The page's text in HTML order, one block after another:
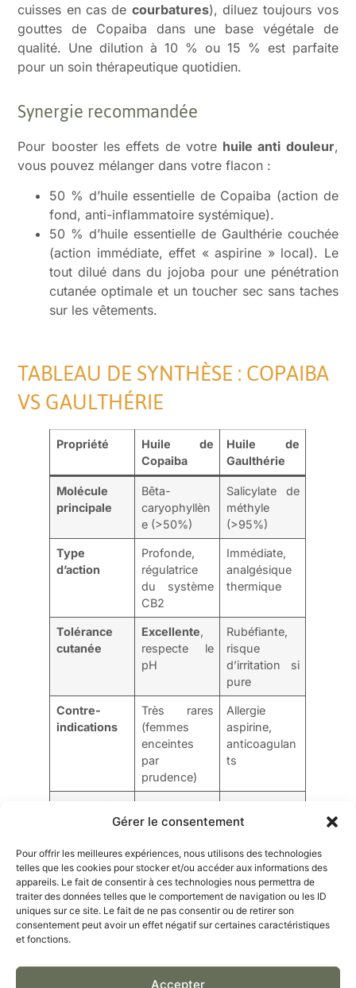
Gérer le consentement
Pour offrir les meilleures expériences, nous utilisons des technologies
telles que les cookies pour stocker et/ou accéder aux informations des
appareils. Le fait de consentir à ces technologies nous permettra de
traiter des données telles que le comportement de navigation ou les ID
uniques sur ce site. Le fait de ne pas consentir ou de retirer son
consentement peut avoir un effet négatif sur certaines caractéristiques
et fonctions.
Accepter
cuisses en cas de courbatures), diluez toujours vos
gouttes de Copaiba dans une base végétale de
qualité. Une dilution à 10 % ou 15 % est parfaite
pour un soin thérapeutique quotidien.
Synergie recommandée
Pour booster les effets de votre huile anti douleur,
vous pouvez mélanger dans votre flacon :
50 % d’huile essentielle de Copaiba (action de
fond, anti-inflammatoire systémique).
50 % d’huile essentielle de Gaulthérie couchée
(action immédiate, effet « aspirine » local). Le
tout dilué dans du jojoba pour une pénétration
cutanée optimale et un toucher sec sans taches
sur les vêtements.
TABLEAU DE SYNTHÈSE : COPAIBA
VS GAULTHÉRIE
Propriété
Huile de
Copaiba
Huile de
Gaulthérie
Molécule
principale
Bêta-
caryophyllèn
e (>50%)
Salicylate de
méthyle
(>95%)
Type
d’action
Profonde,
régulatrice
du système
CB2
Immédiate,
analgésique
thermique
Tolérance
cutanée
Excellente,
respecte le
pH
Rubéfiante,
risque
d’irritation si
pure
Contre-
indications
Très rares
(femmes
enceintes
par
prudence)
Allergie
aspirine,
anticoagulan
ts
ns
arthrose
, tendinites
FAQ : VOS QUESTIONS SUR
L’HUILE ESSENTIELLE DE COPAIBA